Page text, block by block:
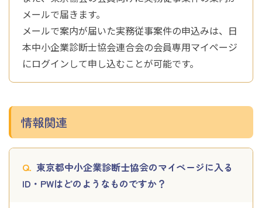
メールで届きます。
メールで案内が届いた実務従事案件の申込みは、日
本中小企業診断士協会連合会の会員専用マイページ
にログインして申し込むことが可能です。
情報関連
東京都中小企業診断士協会のマイページに入る
ID・PWはどのようなものですか？